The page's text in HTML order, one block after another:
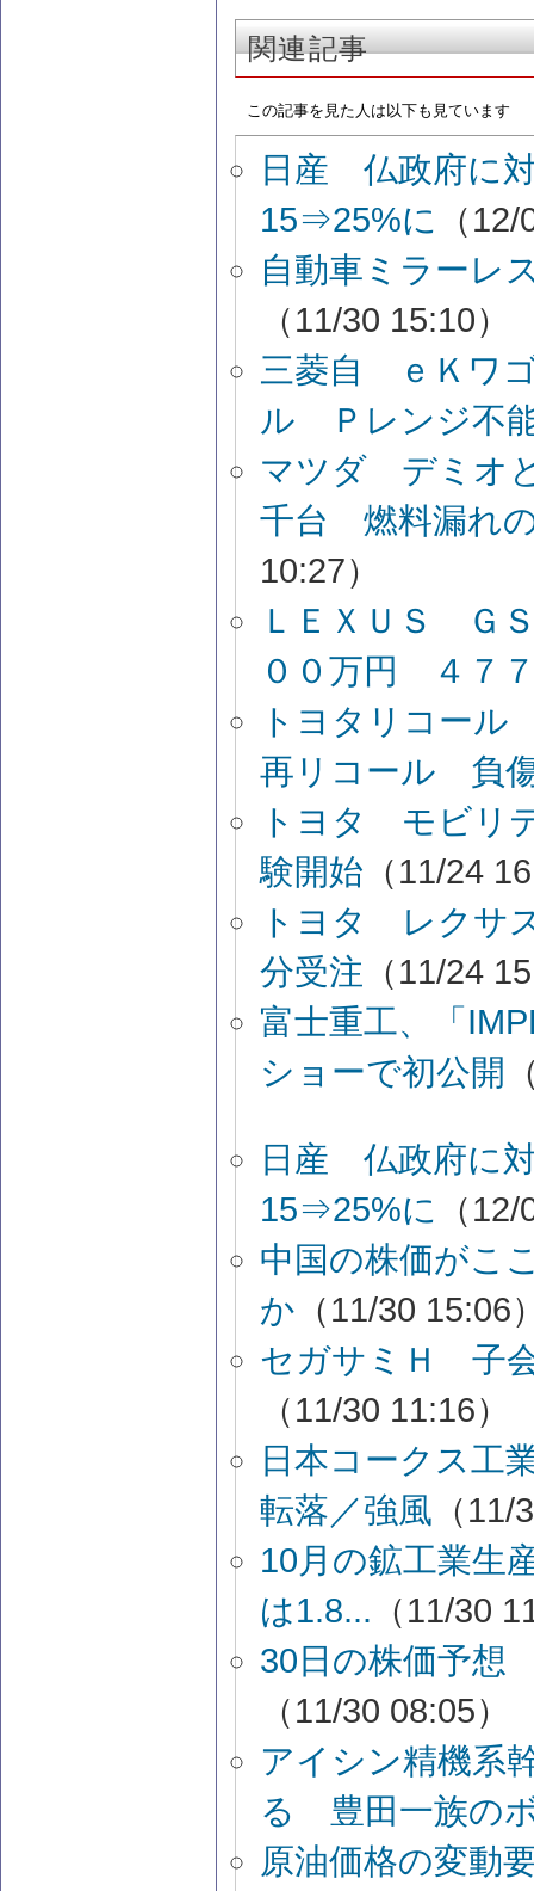
関連記事
この記事を見た人は以下も見ています
日産 仏政府に
15⇒25%に
（
自動車ミラーレ
（11/30 15:10）
三菱自 ｅＫワ
ル Ｐレンジ不
マツダ デミオ
千台 燃料漏れ
10:27）
ＬＥＸＵＳ Ｇ
００万円 ４７
トヨタリコー
再リコール 負
トヨタ モビリ
験開始 （11/24
トヨタ レクサ
分受注 （11/24
富士重工、「
ショーで初公開
日産 仏政府に
15⇒25%に
（
中国の株価がこ
か （11/30 15:06
セガサミＨ 子
（11/30 11:16）
日本コークス工
転落／強風 （
10月の鉱工業生
は1.8... （11/30
30日の株価予
（11/30 08:05）
アイシン精機系
る 豊田一族の
原油価格の変動